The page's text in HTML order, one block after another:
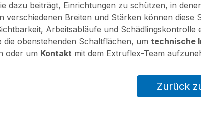
dazu beiträgt, Einrichtungen zu schützen, in
verschiedenen Breiten und Stärken können
Arbeitsabläufe und Schädlingskontrolle
die obenstehenden Schaltflächen, um technische
oder um Kontakt mit dem Extruflex-Team
Zurück